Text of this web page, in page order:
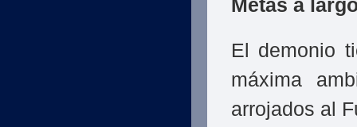
Metas a
El demonio
máxima
arrojados al